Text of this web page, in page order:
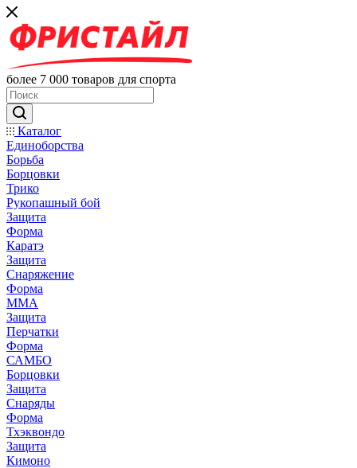
более 7 000 товаров для спорта
Каталог
Единоборства
Борьба
Борцовки
Трико
Рукопашный бой
Защита
Форма
Каратэ
Защита
Снаряжение
Форма
ММА
Защита
Перчатки
Форма
САМБО
Борцовки
Защита
Снаряды
Форма
Тхэквондо
Защита
Кимоно